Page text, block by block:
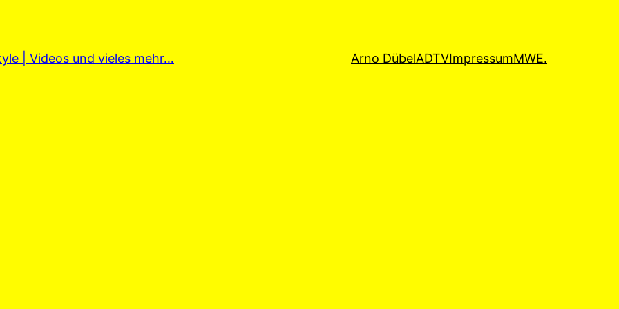
| Videos und vieles mehr… Arno DübelADTVImpressumMWE.